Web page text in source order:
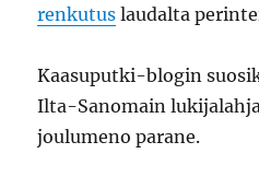
renkutus laudalta
Kaasuputki-blogin
Ilta-Sanomain
joulumeno parane.